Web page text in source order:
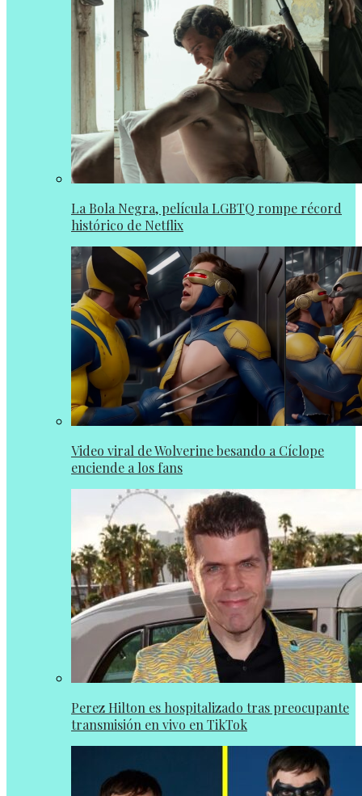
La Bola Negra, película LGBTQ rompe récord
histórico de Netflix
Video viral de Wolverine besando a Cíclope
enciende a los fans
Perez Hilton es hospitalizado tras preocupante
transmisión en vivo en TikTok